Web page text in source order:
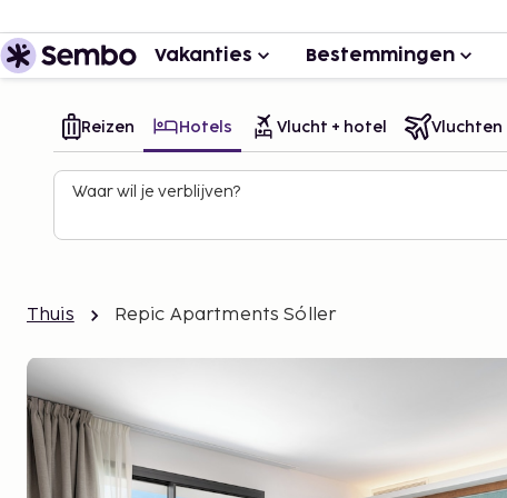
Vakanties Bestemmingen
Reizen Hotels Vlucht + hotel Vluchten
Waar wil je verblijven?
Thuis Repic Apartments Sóller